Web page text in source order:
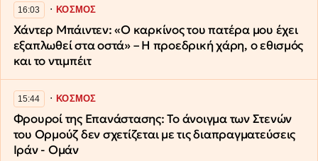
16:03 ∙ΚΟΣΜΟΣ
Χάντερ Μπάιντεν: «Ο καρκίνος του πατέρα μου έχει
εξαπλωθεί στα οστά» – Η προεδρική χάρη, ο εθισμός
και το ντιμπέιτ
15:44 ∙ΚΟΣΜΟΣ
Φρουροί της Επανάστασης: Το άνοιγμα των Στενών
του Ορμούζ δεν σχετίζεται με τις διαπραγματεύσεις
Ιράν - Ομάν